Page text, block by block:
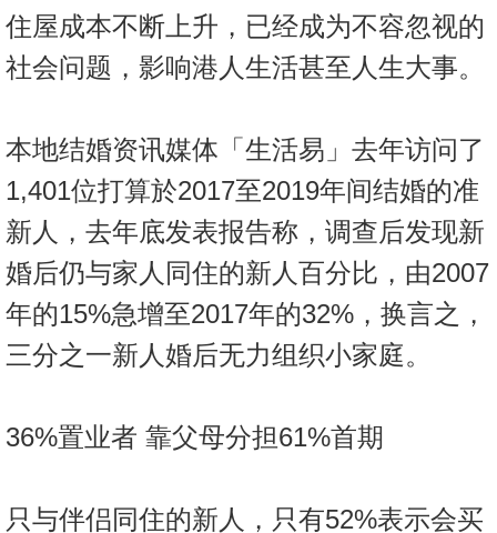
揭
地
客
地
产
新
闻
数
据
布
业
住屋成本不断上升，已经成为不容忽视的
社会问题，影响港人生活甚至人生大事。
本地结婚资讯媒体「生活易」去年访问了
1,401位打算於2017至2019年间结婚的准
新人，去年底发表报告称，调查后发现新
婚后仍与家人同住的新人百分比，由2007
年的15%急增至2017年的32%，换言之，
三分之一新人婚后无力组织小家庭。
36%置业者 靠父母分担61%首期
只与伴侣同住的新人，只有52%表示会买